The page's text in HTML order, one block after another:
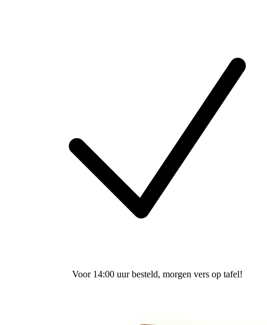
Voor 14:00 uur besteld, morgen vers op tafel!